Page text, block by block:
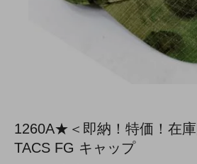
1260A★＜即納！特価！在
TACS FG キャップ